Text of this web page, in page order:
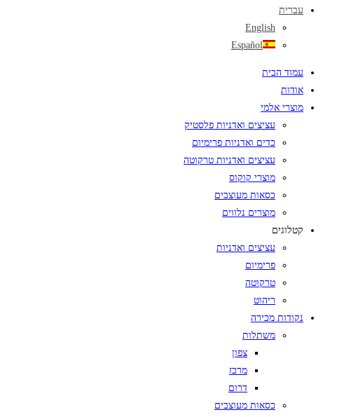
עברית
English
Español
עמוד הבית
אודות
מוצרי אלמי
עציצים ואדניות פלסטיק
כדים ואדניות פרימיום
עציצים ואדניות טרקוטה
מוצרי קוקוס
כסאות מעוצבים
מוצרים נלווים
קטלוגים
עציצים ואדניות
פרימיום
טרקוטה
ריהוט
נקודות מכירה
משתלות
צפון
מרכז
דרום
כסאות מעוצבים